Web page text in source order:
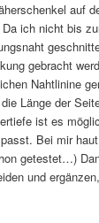
auf
ich nicht bis
gebracht
Nahtlinine
Länge der
ist es
Bei mir
getestet…)
und